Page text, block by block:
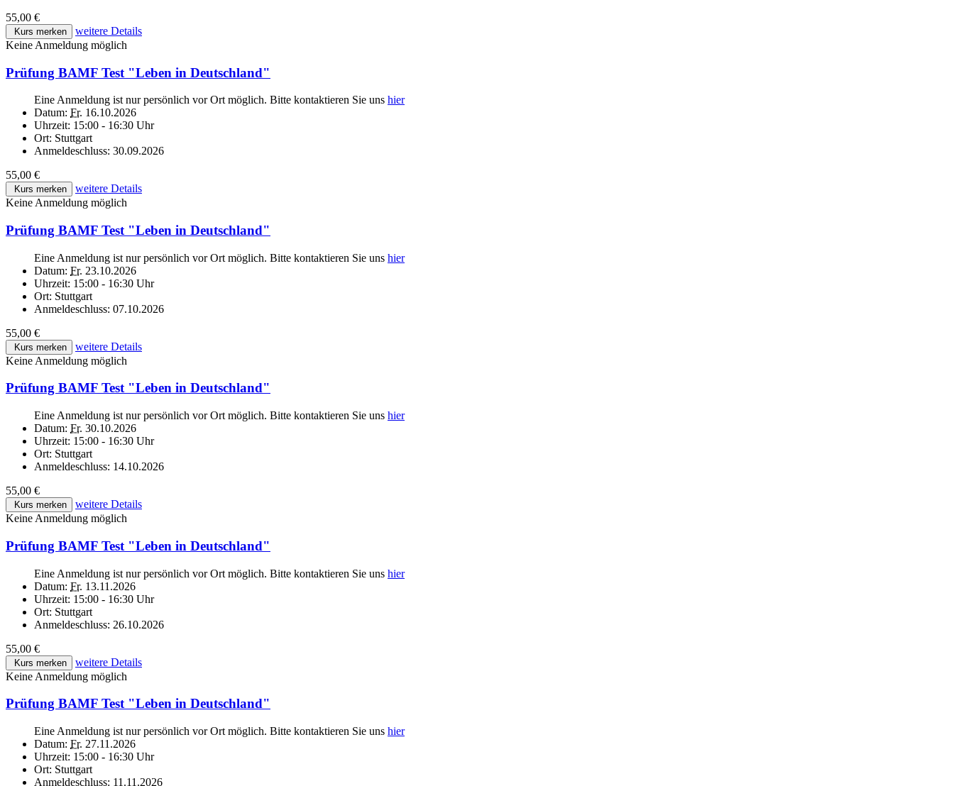
55,00 €
Kurs merken
weitere Details
Keine Anmeldung möglich
Prüfung BAMF Test "Leben in Deutschland"
Eine Anmeldung ist nur persönlich vor Ort möglich. Bitte kontaktieren Sie uns hier
Datum: Fr. 16.10.2026
Uhrzeit: 15:00 - 16:30 Uhr
Ort: Stuttgart
Anmeldeschluss: 30.09.2026
55,00 €
Kurs merken
weitere Details
Keine Anmeldung möglich
Prüfung BAMF Test "Leben in Deutschland"
Eine Anmeldung ist nur persönlich vor Ort möglich. Bitte kontaktieren Sie uns hier
Datum: Fr. 23.10.2026
Uhrzeit: 15:00 - 16:30 Uhr
Ort: Stuttgart
Anmeldeschluss: 07.10.2026
55,00 €
Kurs merken
weitere Details
Keine Anmeldung möglich
Prüfung BAMF Test "Leben in Deutschland"
Eine Anmeldung ist nur persönlich vor Ort möglich. Bitte kontaktieren Sie uns hier
Datum: Fr. 30.10.2026
Uhrzeit: 15:00 - 16:30 Uhr
Ort: Stuttgart
Anmeldeschluss: 14.10.2026
55,00 €
Kurs merken
weitere Details
Keine Anmeldung möglich
Prüfung BAMF Test "Leben in Deutschland"
Eine Anmeldung ist nur persönlich vor Ort möglich. Bitte kontaktieren Sie uns hier
Datum: Fr. 13.11.2026
Uhrzeit: 15:00 - 16:30 Uhr
Ort: Stuttgart
Anmeldeschluss: 26.10.2026
55,00 €
Kurs merken
weitere Details
Keine Anmeldung möglich
Prüfung BAMF Test "Leben in Deutschland"
Eine Anmeldung ist nur persönlich vor Ort möglich. Bitte kontaktieren Sie uns hier
Datum: Fr. 27.11.2026
Uhrzeit: 15:00 - 16:30 Uhr
Ort: Stuttgart
Anmeldeschluss: 11.11.2026